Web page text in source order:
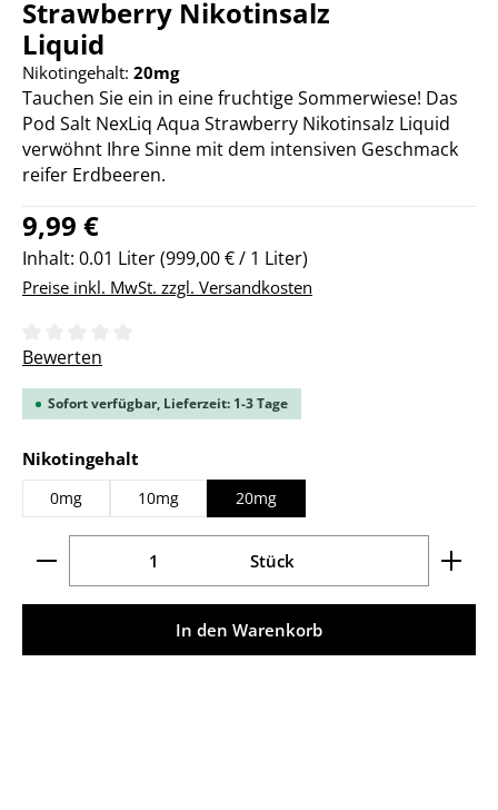
Strawberry Nikotinsalz
Liquid
Nikotingehalt: 20mg
Tauchen Sie ein in eine fruchtige Sommerwiese! Das
Pod Salt NexLiq Aqua Strawberry Nikotinsalz Liquid
verwöhnt Ihre Sinne mit dem intensiven Geschmack
reifer Erdbeeren.
Regulärer Preis:
9,99 €
Inhalt: 0.01 Liter(999,00 € / 1 Liter)
Preise inkl. MwSt. zzgl. Versandkosten
Durchschnittliche Bewertung von 0 von 5 Sternen
Bewerten
Sofort verfügbar, Lieferzeit: 1-3 Tage
Nikotingehalt
0mg 10mg 20mg
Produkt Anzahl: Gib den gewünschten Wert ein
Stück
In den Warenkorb